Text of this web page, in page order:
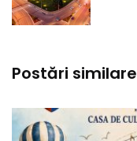
Postări similare